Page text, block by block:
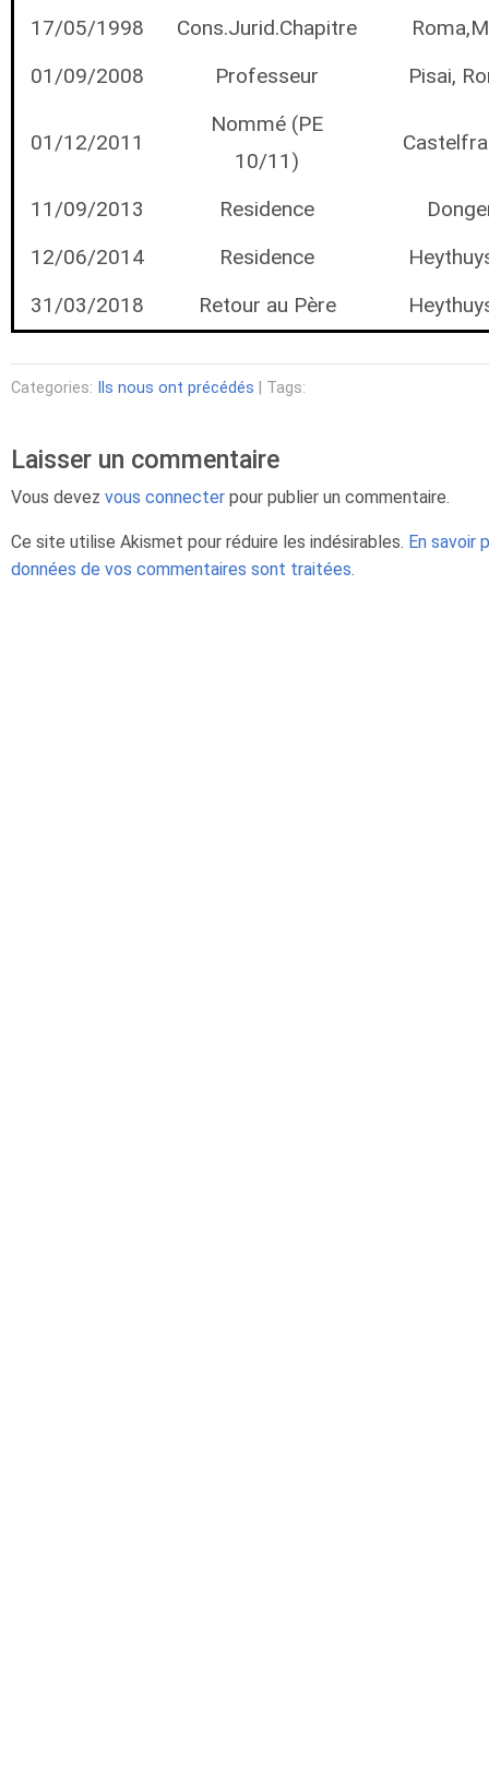
17/05/1998 Cons.Jurid.Chapitre
01/09/2008
Professeur Pisai,
01/12/2011
Nommé (PE
10/11)
11/09/2013 Residence
12/06/2014
Residence
31/03/2018
Retour au Père
Categories: Ils nous ont précédés | Tags:
Laisser un commentaire
Vous devez vous connecter pour publier un commentaire.
Ce site utilise Akismet pour réduire les indésirables. En savoir
données de vos commentaires sont traitées.